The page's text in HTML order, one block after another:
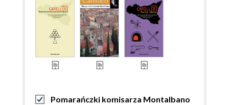
Pomarańczki komisarza Montalbano